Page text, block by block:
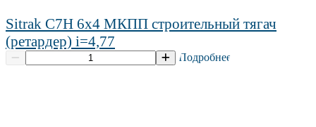
Sitrak C7H 6х4 МКПП строительный тягач
(ретардер) i=4,77
Подробнее